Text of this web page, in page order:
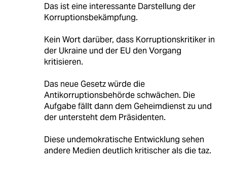
Das ist eine interessante Darstellung der
Korruptionsbekämpfung.
Kein Wort darüber, dass Korruptionskritiker in
der Ukraine und der EU den Vorgang
kritisieren.
Das neue Gesetz würde die
Antikorruptionsbehörde schwächen. Die
Aufgabe fällt dann dem Geheimdienst zu und
der untersteht dem Präsidenten.
Diese undemokratische Entwicklung sehen
andere Medien deutlich kritischer als die taz.